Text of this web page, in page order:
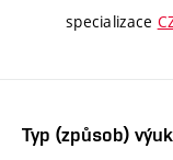
specializace
Typ (způsob)